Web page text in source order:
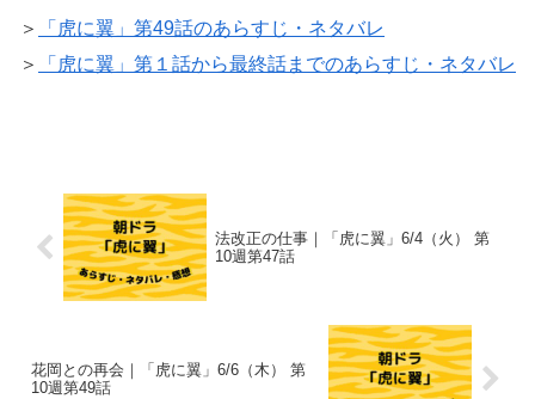
＞
「虎に翼」第49話のあらすじ・ネタバレ
＞
「虎に翼」第１話から最終話までのあらすじ・ネタバレ
法改正の仕事｜「虎に翼」6/4（火） 第
10週第47話
花岡との再会｜「虎に翼」6/6（木） 第
10週第49話